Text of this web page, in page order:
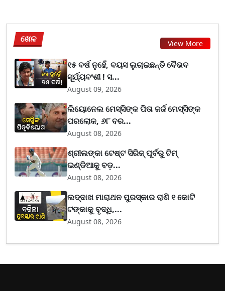
ଖେଳ View More
୧୫ ବର୍ଷ ନୁହେଁ, ବୟସ ଲୁଚାଇଛନ୍ତି ବୈଭବ
ସୂର୍ଯ୍ୟବଂଶୀ ! ସ...
August 09, 2026
ଲିୟୋନେଲ ମେସ୍ସିଙ୍କ ପିତା ଜର୍ଜ ମେସ୍ସିଙ୍କ
ପରଲୋକ, ୬୮ ବର...
August 08, 2026
ଶ୍ରୀଲଙ୍କା ଟେଷ୍ଟ ସିରିଜ୍‌ ପୂର୍ବରୁ ଟିମ୍‌
ଇଣ୍ଡିଆକୁ ବଡ଼...
August 08, 2026
ଲଦ୍ଦାଖ ମାରାଥନ ପୁରସ୍କାର ରାଶି ୧ କୋଟି
ଟଙ୍କାକୁ ବୃଦ୍ଧି,...
August 08, 2026